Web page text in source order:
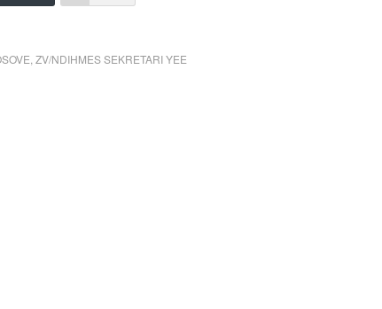
ZV/NDIHMES SEKRETARI YEE